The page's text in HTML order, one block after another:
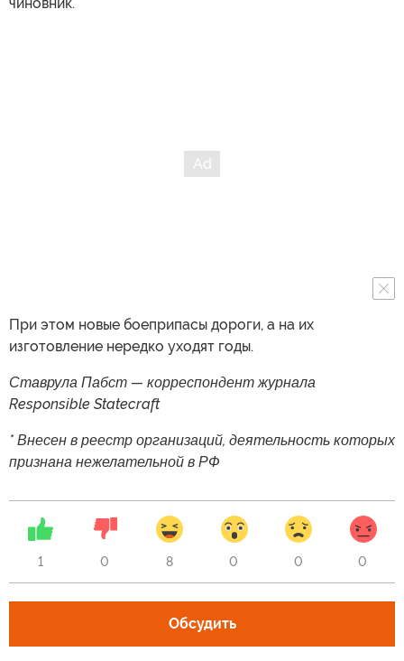
При этом новые боеприпасы дороги, а на их
изготовление нередко уходят годы.
Ставрула Пабст — корреспондент журнала
Responsible Statecraft
* Внесен в реестр организаций, деятельность которых
признана нежелательной в РФ
1 0 8 0 0 0
Обсудить